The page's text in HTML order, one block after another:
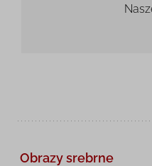
Obrazy srebrne